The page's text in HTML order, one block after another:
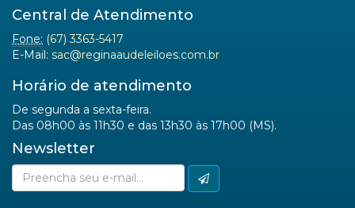
Central de Atendimento
Fone: (67) 3363-5417
E-Mail: sac@reginaaudeleiloes.com.br
Horário de atendimento
De segunda a sexta-feira.
Das 08h00 às 11h30 e das 13h30 às 17h00 (MS).
Newsletter